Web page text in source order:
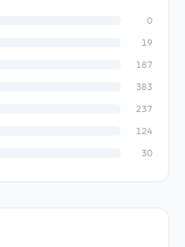
0
19
187
383
237
124
30